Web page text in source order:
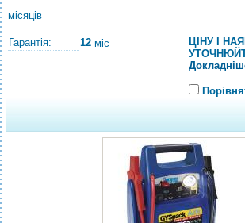
місяців
Гарантія: 12 міс
ЦІНУ І